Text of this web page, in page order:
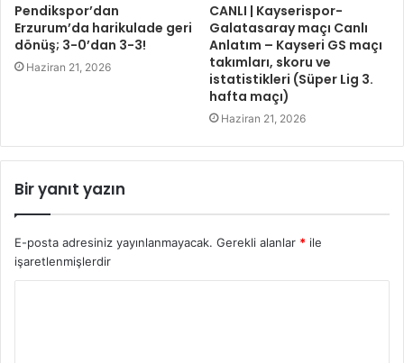
Pendikspor’dan
Erzurum’da harikulade geri
dönüş; 3-0’dan 3-3!
Haziran 21, 2026
CANLI | Kayserispor-
Galatasaray maçı Canlı
Anlatım – Kayseri GS maçı
takımları, skoru ve
istatistikleri (Süper Lig 3.
hafta maçı)
Haziran 21, 2026
Bir yanıt yazın
E-posta adresiniz yayınlanmayacak. Gerekli alanlar * ile
işaretlenmişlerdir